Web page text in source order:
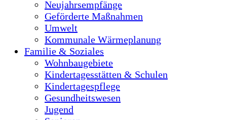
Neujahrsempfänge
Geförderte Maßnahmen
Umwelt
Kommunale Wärmeplanung
Familie & Soziales
Wohnbaugebiete
Kindertagesstätten & Schulen
Kindertagespflege
Gesundheitswesen
Jugend